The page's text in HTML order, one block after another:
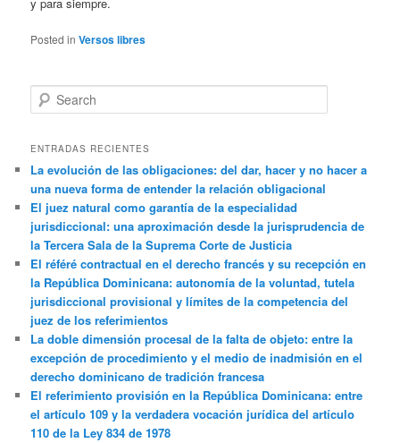
Posted in Versos libres
Search
ENTRADAS RECIENTES
La evolución de las obligaciones: del dar, hacer y no hacer a
una nueva forma de entender la relación obligacional
El juez natural como garantía de la especialidad
jurisdiccional: una aproximación desde la jurisprudencia de
la Tercera Sala de la Suprema Corte de Justicia
El référé contractual en el derecho francés y su recepción en
la República Dominicana: autonomía de la voluntad, tutela
jurisdiccional provisional y límites de la competencia del
juez de los referimientos
La doble dimensión procesal de la falta de objeto: entre la
excepción de procedimiento y el medio de inadmisión en el
derecho dominicano de tradición francesa
El referimiento provisión en la República Dominicana: entre
el artículo 109 y la verdadera vocación jurídica del artículo
110 de la Ley 834 de 1978